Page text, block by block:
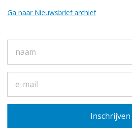
Ga naar Nieuwsbrief archief